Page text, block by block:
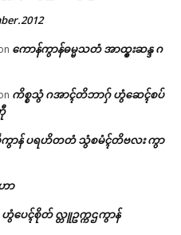
ကောန်ကွာန်ဓမ္မသတံ အာထ္ၜးဆန္ဒ ဂ
ကိစ္စသွံ ဂအာၚ်တိဘာဂှ် ဟွံဆေၚ်စပ်
ာန် ပရဟိတတံ သွံစမံၚ်တိဗလး ကွာ
ာ
ပေၚ်စိုတ် လ္တူဥက္ကဌကွာန်